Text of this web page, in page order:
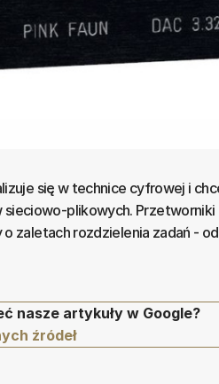
się w technice cyfrowej i
plikowych.
o zaletach rozdzielenia zadań -
nasze artykuły w Google?
źródeł